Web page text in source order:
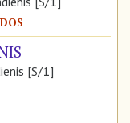
[S/1]